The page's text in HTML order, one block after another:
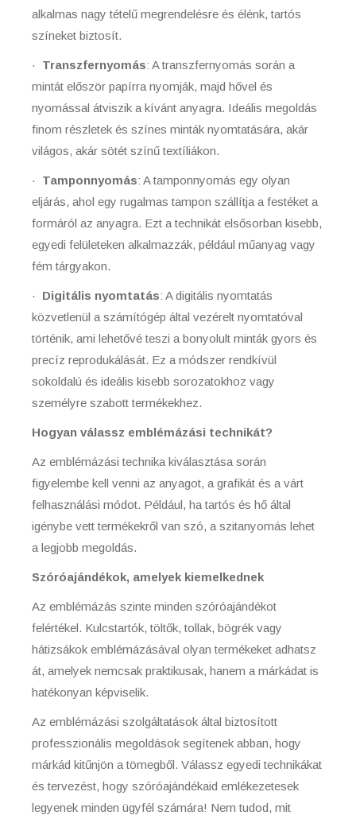
alkalmas nagy tételű megrendelésre és élénk, tartós
színeket biztosít.
· Transzfernyomás: A transzfernyomás során a
mintát először papírra nyomják, majd hővel és
nyomással átviszik a kívánt anyagra. Ideális megoldás
finom részletek és színes minták nyomtatására, akár
világos, akár sötét színű textíliákon.
· Tamponnyomás: A tamponnyomás egy olyan
eljárás, ahol egy rugalmas tampon szállítja a festéket a
formáról az anyagra. Ezt a technikát elsősorban kisebb,
egyedi felületeken alkalmazzák, például műanyag vagy
fém tárgyakon.
· Digitális nyomtatás: A digitális nyomtatás
közvetlenül a számítógép által vezérelt nyomtatóval
történik, ami lehetővé teszi a bonyolult minták gyors és
precíz reprodukálását. Ez a módszer rendkívül
sokoldalú és ideális kisebb sorozatokhoz vagy
személyre szabott termékekhez.
Hogyan válassz emblémázási technikát?
Az emblémázási technika kiválasztása során
figyelembe kell venni az anyagot, a grafikát és a várt
felhasználási módot. Például, ha tartós és hő által
igénybe vett termékekről van szó, a szitanyomás lehet
a legjobb megoldás.
Szóróajándékok, amelyek kiemelkednek
Az emblémázás szinte minden szóróajándékot
felértékel. Kulcstartók, töltők, tollak, bögrék vagy
hátizsákok emblémázásával olyan termékeket adhatsz
át, amelyek nemcsak praktikusak, hanem a márkádat is
hatékonyan képviselik.
Az emblémázási szolgáltatások által biztosított
professzionális megoldások segítenek abban, hogy
márkád kitűnjön a tömegből. Válassz egyedi technikákat
és tervezést, hogy szóróajándékaid emlékezetesek
legyenek minden ügyfél számára! Nem tudod, mit